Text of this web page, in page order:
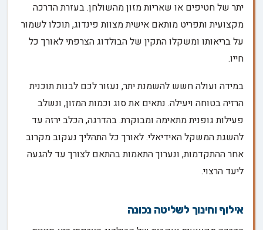
יתר של חטיפים או שאריות מזון מהשולחן. בעזרת הדרכה
מקצועית ותפריט מותאם אישית מצוות פינדוג, תוכלו לשמור
על בריאותו ומשקלו התקין של הבולדוג הצרפתי לאורך כל
חייו.
במידה ועולה חשש להשמנת יתר, נעזור לכם לבנות תוכנית
הרזיה בטוחה ויעילה. נתאים את סוג וכמות המזון, ונשלב
פעילות גופנית מתאימה ומבוקרת. בהדרגה, הכלב ירזה עד
להשגת המשקל האידיאלי. לאורך כל התהליך נעקוב מקרוב
אחר ההתקדמות, ונערוך התאמות בהתאם לצורך עד להגעה
ליעד הרצוי.
אילוף וחינוך לשליטה נכונה